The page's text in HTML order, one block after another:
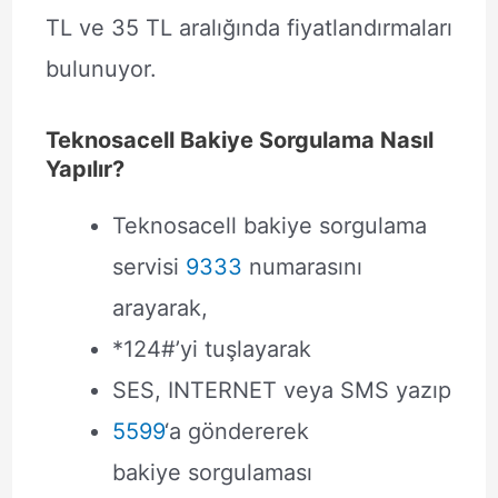
TL ve 35 TL aralığında fiyatlandırmaları
bulunuyor.
Teknosacell Bakiye Sorgulama Nasıl
Yapılır?
Teknosacell bakiye sorgulama
servisi 9333 numarasını
arayarak,
*124#’yi tuşlayarak
SES, INTERNET veya SMS yazıp
5599‘a göndererek
bakiye sorgulaması